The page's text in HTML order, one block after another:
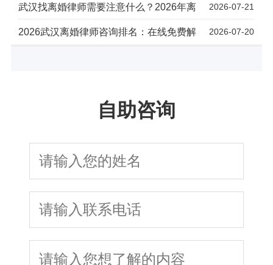
武汉找离婚律师需要注意什么？2026年离 2026-07-21
2026武汉离婚律师咨询排名：在线免费解 2026-07-20
自助咨询